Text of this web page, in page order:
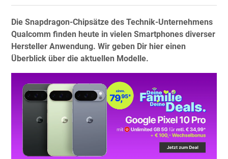
Die Snapdragon-Chipsätze des Technik-Unternehmens
Qualcomm finden heute in vielen Smartphones diverser
Hersteller Anwendung. Wir geben Dir hier einen
Überblick über die aktuellen Modelle.